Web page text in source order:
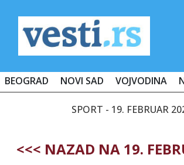
BEOGRAD NOVI SAD VOJVODINA
SPORT - 19. FEBRUAR
<<< NAZAD NA 19.